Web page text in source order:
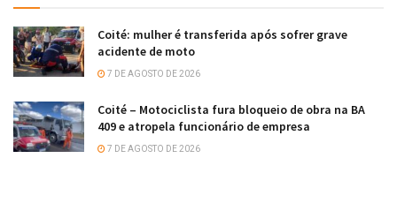
Coité: mulher é transferida após sofrer grave
acidente de moto
7 DE AGOSTO DE 2026
Coité – Motociclista fura bloqueio de obra na BA
409 e atropela funcionário de empresa
7 DE AGOSTO DE 2026